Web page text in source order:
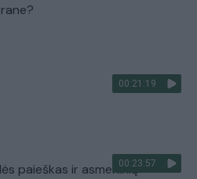
00:21:19
00:23:57
paieškas ir asmeninių